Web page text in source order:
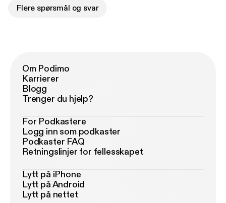
Flere spørsmål og svar
Om Podimo
Karrierer
Blogg
Trenger du hjelp?
For Podkastere
Logg inn som podkaster
Podkaster FAQ
Retningslinjer for fellesskapet
Lytt på iPhone
Lytt på Android
Lytt på nettet